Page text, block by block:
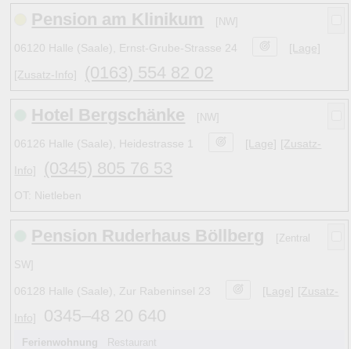
Pension am Klinikum [NW]
06120 Halle (Saale), Ernst-Grube-Strasse 24 [Lage]
[Zusatz-Info] (0163) 554 82 02
Hotel Bergschänke [NW]
06126 Halle (Saale), Heidestrasse 1 [Lage] [Zusatz-
Info] (0345) 805 76 53
OT: Nietleben
Pension Ruderhaus Böllberg [Zentral
SW]
06128 Halle (Saale), Zur Rabeninsel 23 [Lage] [Zusatz-
Info] 0345–48 20 640
Ferienwohnung Restaurant